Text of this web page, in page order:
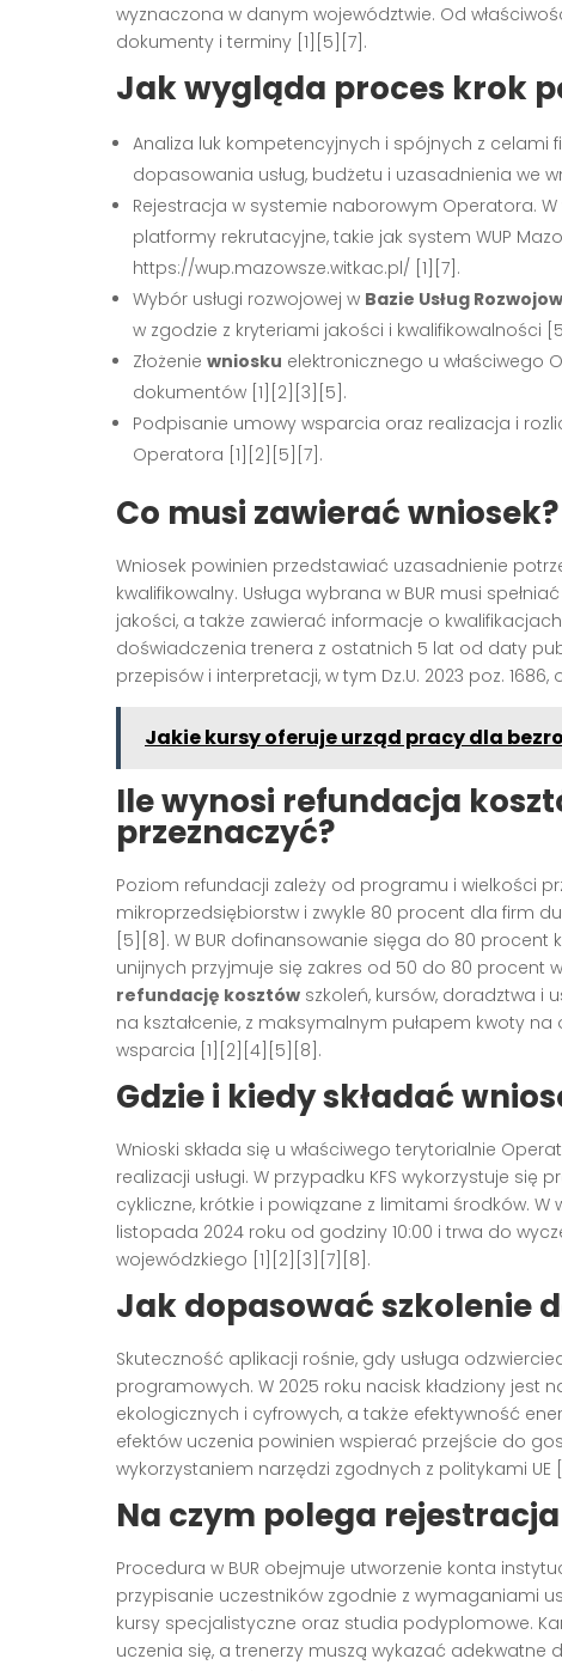
wyznaczona w danym województwie. Od
dokumenty i terminy [1][5][7].
Jak wygląda proces krok
Analiza luk kompetencyjnych i spójnych z
dopasowania usług, budżetu i uzasadnienia we
Rejestracja w systemie naborowym Operatora.
platformy rekrutacyjne, takie jak system WUP
https://wup.mazowsze.witkac.pl/ [1][7].
Wybór usługi rozwojowej w Bazie Usług
w zgodzie z kryteriami jakości i kwalifikowalności
Złożenie wniosku elektronicznego u właściwego
dokumentów [1][2][3][5].
Podpisanie umowy wsparcia oraz realizacja i
Operatora [1][2][5][7].
Co musi zawierać wniosek?
Wniosek powinien przedstawiać uzasadnienie
kwalifikowalny. Usługa wybrana w BUR musi
jakości, a także zawierać informacje o
doświadczenia trenera z ostatnich 5 lat od daty
przepisów i interpretacji, w tym Dz.U. 2023 poz.
Jakie kursy oferuje urząd pracy dla
Ile wynosi refundacja
przeznaczyć?
Poziom refundacji zależy od programu i wielkości
mikroprzedsiębiorstw i zwykle 80 procent dla firm
[5][8]. W BUR dofinansowanie sięga do 80 procent
unijnych przyjmuje się zakres od 50 do 80 procent
refundację kosztów szkoleń, kursów, doradztwa i
na kształcenie, z maksymalnym pułapem kwoty
wsparcia [1][2][4][5][8].
Gdzie i kiedy składać
Wnioski składa się u właściwego terytorialnie
realizacji usługi. W przypadku KFS wykorzystuje się
cykliczne, krótkie i powiązane z limitami środków.
listopada 2024 roku od godziny 10:00 i trwa do
wojewódzkiego [1][2][3][7][8].
Jak dopasować szkolenie
Skuteczność aplikacji rośnie, gdy usługa
programowych. W 2025 roku nacisk kładziony jest
ekologicznych i cyfrowych, a także efektywność
efektów uczenia powinien wspierać przejście do
wykorzystaniem narzędzi zgodnych z politykami UE
Na czym polega rejestracja
Procedura w BUR obejmuje utworzenie konta
przypisanie uczestników zgodnie z wymaganiami
kursy specjalistyczne oraz studia podyplomowe.
uczenia się, a trenerzy muszą wykazać